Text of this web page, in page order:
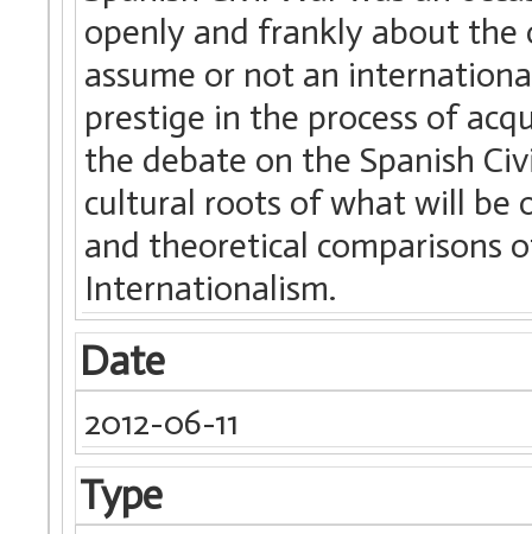
openly and frankly about
assume or not an
prestige in the process of
the debate on the Spanish
cultural roots of what will be
and theoretical comparisons
Internationalism.
Date
2012-06-11
Type